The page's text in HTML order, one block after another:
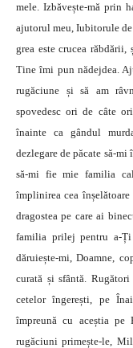
mele. Izbăvește-mă prin
ajutorul meu, Iubitorule
grea este crucea
Tine îmi pun nădejdea.
rugăciune și să am
spovedesc ori de câte
înainte ca gândul
dezlegare de păcate să-
să-mi fie mie familia
împlinirea cea înșelătoare
dragostea pe care ai
familia prilej pentru a-
dăruiește-mi, Doamne,
curată și sfântă.
cetelor îngerești, pe
împreună cu aceștia pe
rugăciuni primește-le,